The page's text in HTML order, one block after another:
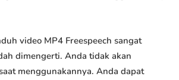
video MP4 Freespeech sangat
dimengerti. Anda tidak akan
menggunakannya. Anda dapat